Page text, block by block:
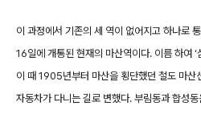
이 과정에서 기존의 세 역이 없어지고 하나로
16일에 개통된 현재의 마산역이다. 이름 하여 ‘
이 때 1905년부터 마산을 횡단했던 철도 마산
자동차가 다니는 길로 변했다. 부림동과 합성